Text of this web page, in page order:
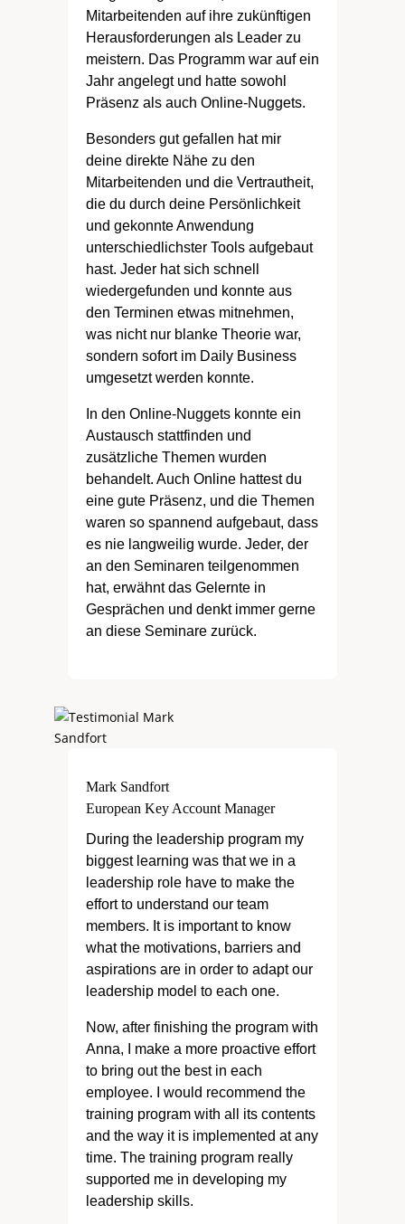
Mitarbeitenden auf ihre zukünftigen
Herausforderungen als Leader zu
meistern. Das Programm war auf ein
Jahr angelegt und hatte sowohl
Präsenz als auch Online-Nuggets.
Besonders gut gefallen hat mir
deine direkte Nähe zu den
Mitarbeitenden und die Vertrautheit,
die du durch deine Persönlichkeit
und gekonnte Anwendung
unterschiedlichster Tools aufgebaut
hast. Jeder hat sich schnell
wiedergefunden und konnte aus
den Terminen etwas mitnehmen,
was nicht nur blanke Theorie war,
sondern sofort im Daily Business
umgesetzt werden konnte.
In den Online-Nuggets konnte ein
Austausch stattfinden und
zusätzliche Themen wurden
behandelt. Auch Online hattest du
eine gute Präsenz, und die Themen
waren so spannend aufgebaut, dass
es nie langweilig wurde. Jeder, der
an den Seminaren teilgenommen
hat, erwähnt das Gelernte in
Gesprächen und denkt immer gerne
an diese Seminare zurück.
Mark Sandfort
European Key Account Manager
During the leadership program my
biggest learning was that we in a
leadership role have to make the
effort to understand our team
members. It is important to know
what the motivations, barriers and
aspirations are in order to adapt our
leadership model to each one.
Now, after finishing the program with
Anna, I make a more proactive effort
to bring out the best in each
employee. I would recommend the
training program with all its contents
and the way it is implemented at any
time. The training program really
supported me in developing my
leadership skills.